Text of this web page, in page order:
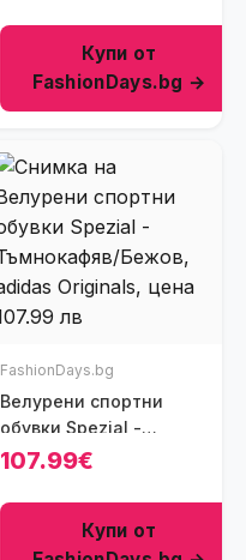
Купи от
FashionDays.bg →
FashionDays.bg
Велурени спортни
обувки Spezial -
Тъмнокафяв/Бежов
107.99€
Купи от